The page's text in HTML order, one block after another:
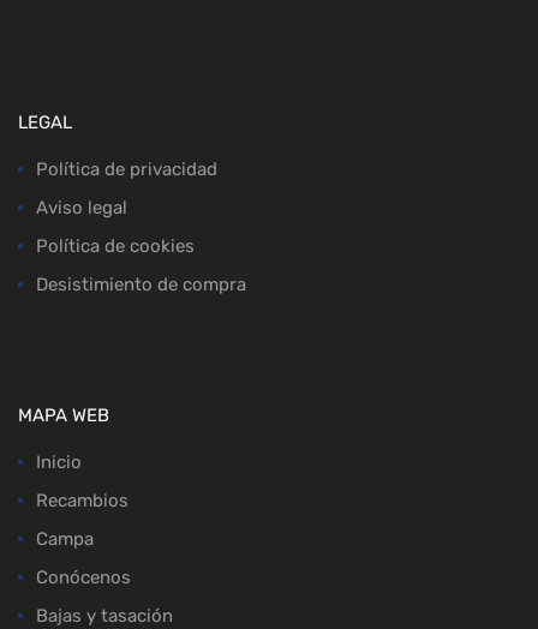
LEGAL
Política de privacidad
Aviso legal
Política de cookies
Desistimiento de compra
MAPA WEB
Inicio
Recambios
Campa
Conócenos
Bajas y tasación